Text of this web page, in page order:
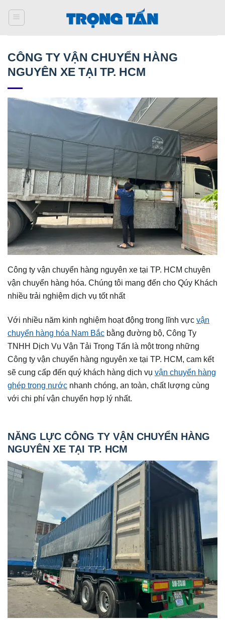
qua
CÔNG TY VẬN CHUYỂN HÀNG
NGUYÊN XE TẠI TP. HCM
Công ty vận chuyển hàng nguyên xe tại TP. HCM chuyên
vận chuyển hàng hóa. Chúng tôi mang đến cho Qúy Khách
nhiều trải nghiệm dịch vụ tốt nhất
Với nhiều năm kinh nghiệm hoạt động trong lĩnh vực vận
chuyển hàng hóa Nam Bắc bằng đường bộ, Công Ty
TNHH Dịch Vụ Vận Tải Trọng Tấn là một trong những
Công ty vận chuyển hàng nguyên xe tại TP. HCM, cam kết
sẽ cung cấp đến quý khách hàng dịch vụ vận chuyển hàng
ghép trong nước nhanh chóng, an toàn, chất lượng cùng
với chi phí vận chuyển hợp lý nhất.
NĂNG LỰC CÔNG TY VẬN CHUYỂN HÀNG
NGUYÊN XE TẠI TP. HCM